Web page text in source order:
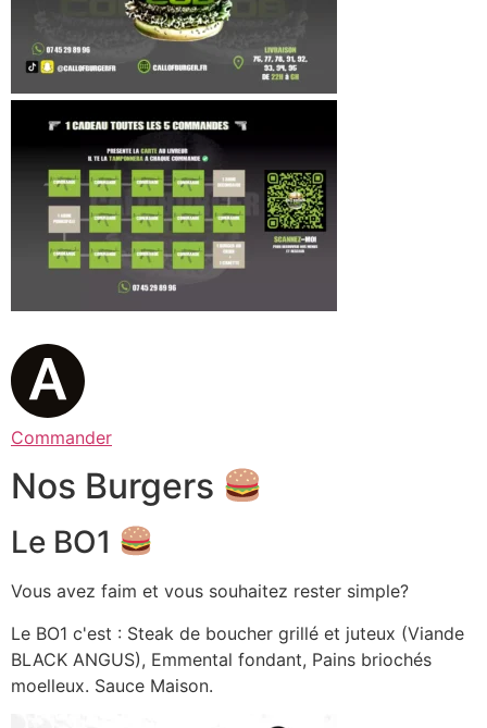
Commander
Nos Burgers
Le BO1
Vous avez faim et vous souhaitez rester simple?
Le BO1 c'est : Steak de boucher grillé et juteux (Viande
BLACK ANGUS), Emmental fondant, Pains briochés
moelleux. Sauce Maison.